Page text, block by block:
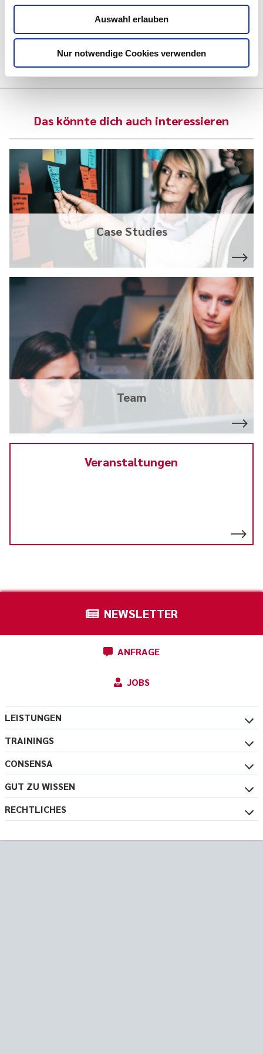
Auswahl erlauben
Nur notwendige Cookies verwenden
Praxisbeispielen für Projektleiter, Prozessbegleiter und
Das könnte dich auch interessieren
Case Studies
Team
Veranstaltungen
NEWSLETTER
ANFRAGE
JOBS
LEISTUNGEN
TRAININGS
CONSENSA
GUT ZU WISSEN
RECHTLICHES